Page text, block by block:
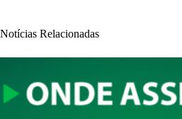
Notícias Relacionadas